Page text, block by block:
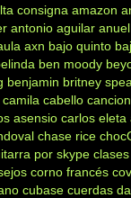
consigna amazon
antonio aguilar
axn bajo quinto
ben moody
benjamin britney
camila cabello
asensio carlos eleta
chase rice
por skype
corno francés
cubase cuerdas